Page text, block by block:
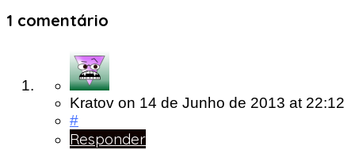
1 comentário
Kratov on 14 de Junho de 2013 at 22:12
#
Responder